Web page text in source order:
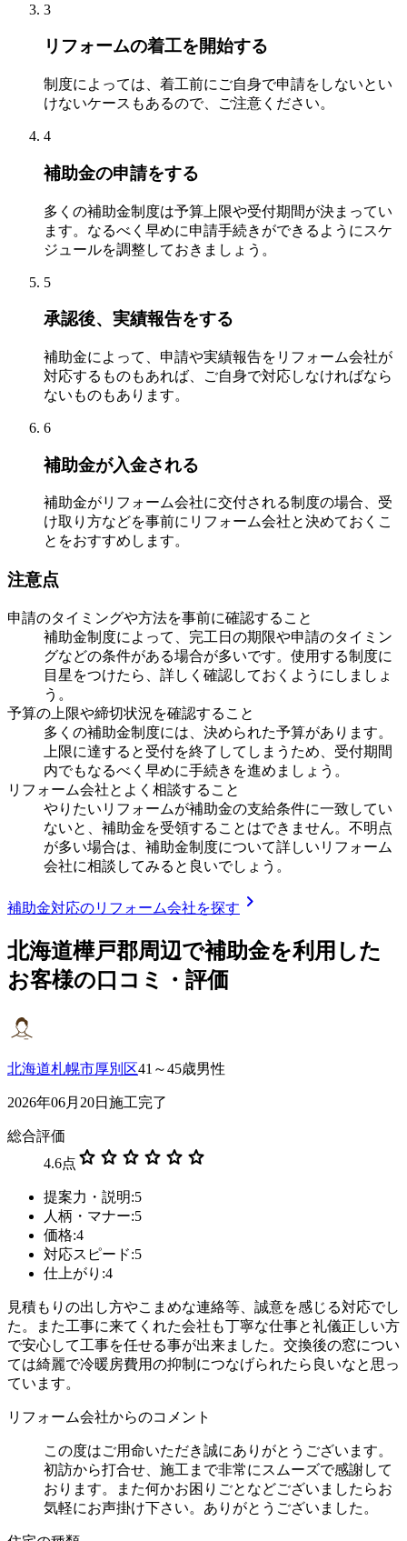
3
リフォームの着工を開始する
制度によっては、着工前にご自身で申請をしないとい
けないケースもあるので、ご注意ください。
4
補助金の申請をする
多くの補助金制度は予算上限や受付期間が決まってい
ます。なるべく早めに申請手続きができるようにスケ
ジュールを調整しておきましょう。
5
承認後、実績報告をする
補助金によって、申請や実績報告をリフォーム会社が
対応するものもあれば、ご自身で対応しなければなら
ないものもあります。
6
補助金が入金される
補助金がリフォーム会社に交付される制度の場合、受
け取り方などを事前にリフォーム会社と決めておくこ
とをおすすめします。
注意点
申請のタイミングや方法を事前に確認すること
補助金制度によって、完工日の期限や申請のタイミン
グなどの条件がある場合が多いです。使用する制度に
目星をつけたら、詳しく確認しておくようにしましょ
う。
予算の上限や締切状況を確認すること
多くの補助金制度には、決められた予算があります。
上限に達すると受付を終了してしまうため、受付期間
内でもなるべく早めに手続きを進めましょう。
リフォーム会社とよく相談すること
やりたいリフォームが補助金の支給条件に一致してい
ないと、補助金を受領することはできません。不明点
が多い場合は、補助金制度について詳しいリフォーム
会社に相談してみると良いでしょう。
補助金対応のリフォーム会社を探す chevron_right
北海道樺戸郡周辺で補助金を利用した
お客様の口コミ・評価
北海道札幌市厚別区41～45歳男性
2026年06月20日施工完了
総合評価
4.6点 star star star star star star
提案力・説明:5
人柄・マナー:5
価格:4
対応スピード:5
仕上がり:4
見積もりの出し方やこまめな連絡等、誠意を感じる対応でし
た。また工事に来てくれた会社も丁寧な仕事と礼儀正しい方
で安心して工事を任せる事が出来ました。交換後の窓につい
ては綺麗で冷暖房費用の抑制につなげられたら良いなと思っ
ています。
リフォーム会社からのコメント
この度はご用命いただき誠にありがとうございます。
初訪から打合せ、施工まで非常にスムーズで感謝して
おります。また何かお困りごとなどございましたらお
気軽にお声掛け下さい。ありがとうございました。